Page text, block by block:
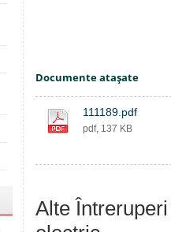
Documente ataşate
111189.pdf
pdf, 137 KB
Alte